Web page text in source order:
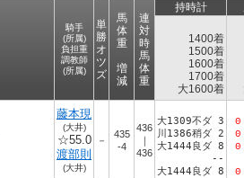
騎手
(所属)
負担重
調教師
(所属)
単
勝
オ
ツ
ズ
馬
体
重
増
減
連
対
時
馬
体
重
持時計
1400着
1500着
1600着
1700着
大1600着
藤本現
(大井)
☆55.0
渡部則
(大井)
－
435
-4
436
｜
436
大1309不ダ 3
川1386稍ダ 2
大1444良ダ 8
--
大1444良ダ 8
0
0
0
0